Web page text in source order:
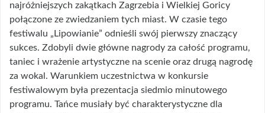
najróżniejszych zakątkach Zagrzebia i Wielkiej Goricy
połączone ze zwiedzaniem tych miast. W czasie tego
festiwalu „Lipowianie” odnieśli swój pierwszy znaczący
sukces. Zdobyli dwie główne nagrody za całość programu,
taniec i wrażenie artystyczne na scenie oraz drugą nagrodę
za wokal. Warunkiem uczestnictwa w konkursie
festiwalowym była prezentacja siedmio minutowego
programu. Tańce musiały być charakterystyczne dla